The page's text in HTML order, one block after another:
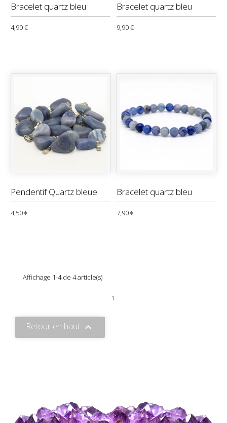
Bracelet quartz bleu
4,90 €
Bracelet quartz bleu
9,90 €
Pendentif Quartz bleue
4,50 €
Bracelet quartz bleu
7,90 €
Affichage 1-4 de 4 article(s)
1
Retour en haut 